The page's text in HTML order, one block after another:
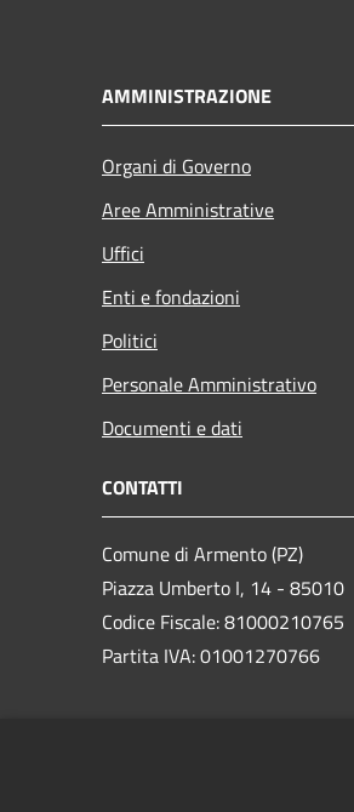
AMMINISTRAZIONE
Organi di Governo
Aree Amministrative
Uffici
Enti e fondazioni
Politici
Personale Amministrativo
Documenti e dati
CONTATTI
Comune di Armento (PZ)
Piazza Umberto I, 14 - 85010
Codice Fiscale: 81000210765
Partita IVA: 01001270766